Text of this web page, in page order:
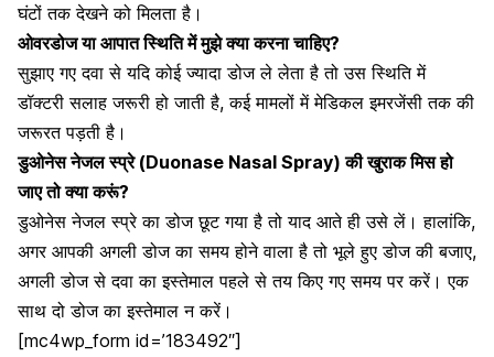
घंटों तक देखने को मिलता है।
ओवरडोज या आपात स्थिति में मुझे क्या करना चाहिए?
सुझाए गए दवा से यदि कोईज्यादा डोज ले लेता है तो उस स्थिति में
डॉक्टरी सलाह जरूरी हो जाती है, कई मामलों में मेडिकल इमरजेंसी तक की
जरूरत पड़ती है।
डुओनेस नेजल स्प्रे (Duonase Nasal Spray) की खुराक मिस हो
जाए तो क्या करूं?
डुओनेस नेजल स्प्रे का डोज छूट गया है तो याद आते ही उसे लें। हालांकि,
अगर आपकी अगली डोज का समय होने वाला है तो भूले हुए डोज की बजाए,
अगली डोज से दवा का इस्तेमाल पहले से तय किए गए समय पर करें। एक
साथ दो डोज का इस्तेमाल न करें।
[mc4wp_form id=’183492″]